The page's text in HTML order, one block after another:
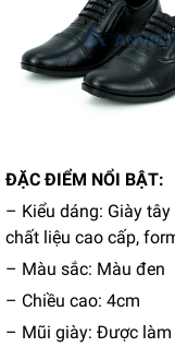
ĐẶC ĐIỂM NỔI BẬT:
– Kiểu dáng: Giày
chất liệu cao cấp,
– Màu sắc: Màu đen
– Chiều cao: 4cm
– Mũi giày: Được